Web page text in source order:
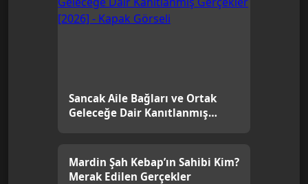
Sancak Aile Bağları ve Ortak
Geleceğe Dair Kanıtlanmış
Mardin Şah Kebap’ın Sahibi Kim?
Merak Edilen Gerçekler